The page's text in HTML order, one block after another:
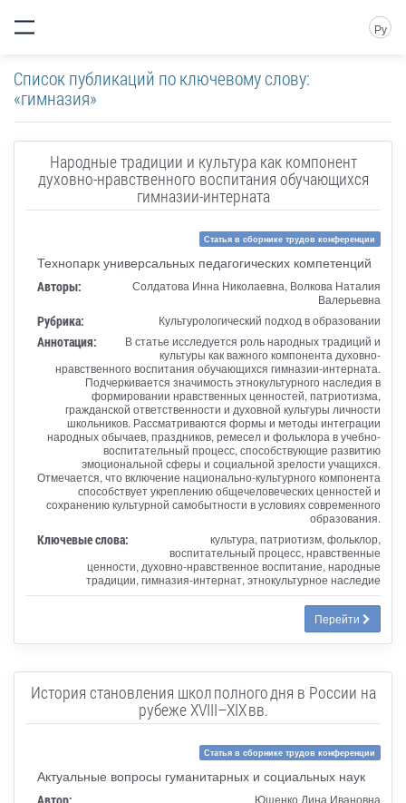
Ру
Список публикаций по ключевому слову:
«гимназия»
Народные традиции и культура как компонент
духовно-нравственного воспитания обучающихся
гимназии-интерната
Статья в сборнике трудов конференции
Технопарк универсальных педагогических компетенций
Авторы:
Солдатова Инна Николаевна, Волкова Наталия
Валерьевна
Рубрика: Культурологический подход в образовании
Аннотация:
В статье исследуется роль народных традиций и
культуры как важного компонента духовно-
нравственного воспитания обучающихся гимназии-интерната.
Подчеркивается значимость этнокультурного наследия в
формировании нравственных ценностей, патриотизма,
гражданской ответственности и духовной культуры личности
школьников. Рассматриваются формы и методы интеграции
народных обычаев, праздников, ремесел и фольклора в учебно-
воспитательный процесс, способствующие развитию
эмоциональной сферы и социальной зрелости учащихся.
Отмечается, что включение национально-культурного компонента
способствует укреплению общечеловеческих ценностей и
сохранению культурной самобытности в условиях современного
образования.
Ключевые слова:
культура, патриотизм, фольклор,
воспитательный процесс, нравственные
ценности, духовно-нравственное воспитание, народные
традиции, гимназия-интернат, этнокультурное наследие
Перейти
История становления школ полного дня в России на
рубеже XVIII–XIX вв.
Статья в сборнике трудов конференции
Актуальные вопросы гуманитарных и социальных наук
Автор: Ющенко Дина Ивановна